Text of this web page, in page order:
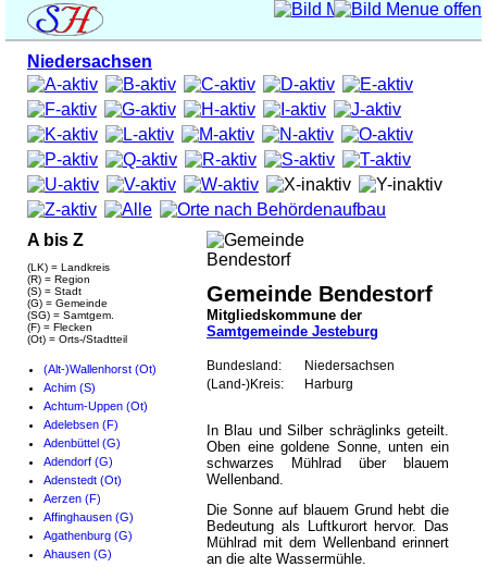
Niedersachsen
A bis Z
(LK) = Landkreis
(R) = Region
(S) = Stadt
(G) = Gemeinde
(SG) = Samtgem.
(F) = Flecken
(Ot) = Orts-/Stadtteil
(Alt-)Wallenhorst (Ot)
Achim (S)
Achtum-Uppen (Ot)
Adelebsen (F)
Adenbüttel (G)
Adendorf (G)
Adenstedt (Ot)
Aerzen (F)
Affinghausen (G)
Agathenburg (G)
Ahausen (G)
Gemeinde Bendestorf
Mitgliedskommune der
Samtgemeinde Jesteburg
Bundesland:
Niedersachsen
(Land-)Kreis:
Harburg
In Blau und Silber schräglinks geteilt.
Oben eine goldene Sonne, unten ein
schwarzes Mühlrad über blauem
Wellenband.
Die Sonne auf blauem Grund hebt die
Bedeutung als Luftkurort hervor. Das
Mühlrad mit dem Wellenband erinnert
an die alte Wassermühle.